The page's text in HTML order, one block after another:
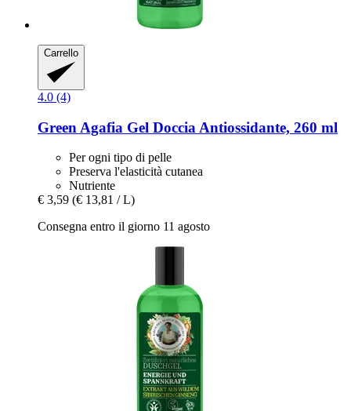
Carrello
4.0 (4)
Green Agafia Gel Doccia Antiossidante, 260 ml
Per ogni tipo di pelle
Preserva l'elasticità cutanea
Nutriente
€ 3,59 (€ 13,81 / L)
Consegna entro il giorno 11 agosto